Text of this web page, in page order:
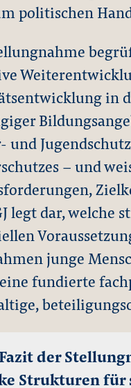
politischen
in
und
– und
legt dar, welche
junge
fundierte
der
Strukturen für